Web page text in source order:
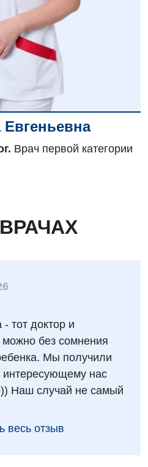
Врач первой категории
тот доктор и
без сомнения
Мы получили
нас
Наш случай не самый
весь отзыв